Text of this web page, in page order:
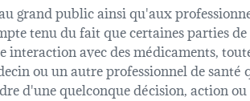
grand public ainsi qu'aux
tenu du fait que certaines parties
avec des médicaments,
ou un autre professionnel de
d'une quelconque décision, action